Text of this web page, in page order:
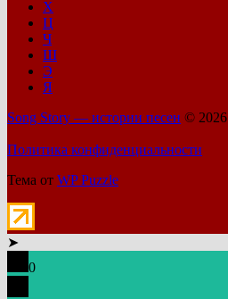
Х
Ц
Ч
Ш
Э
Я
Song Story — истории песен © 2026
Политика конфиденциальности
Тема от WP Puzzle
➤
0